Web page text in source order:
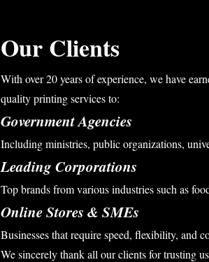
Our Clients
With over 20 years of experience, we have
quality printing services to:
Government Agencies
Including ministries, public organizations,
Leading Corporations
Top brands from various industries such as
Online Stores & SMEs
Businesses that require speed, flexibility, and
We sincerely thank all our clients for trusting